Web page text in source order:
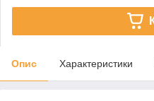
Опис Характеристики